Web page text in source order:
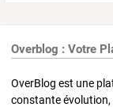
Overblog : Votre
OverBlog est une
constante évolution,